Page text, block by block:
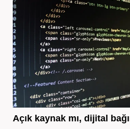
Açık kaynak mı, dijital